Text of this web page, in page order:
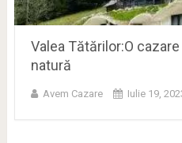
Valea Tătărilor:O
natură
Avem Cazare Iulie 19,